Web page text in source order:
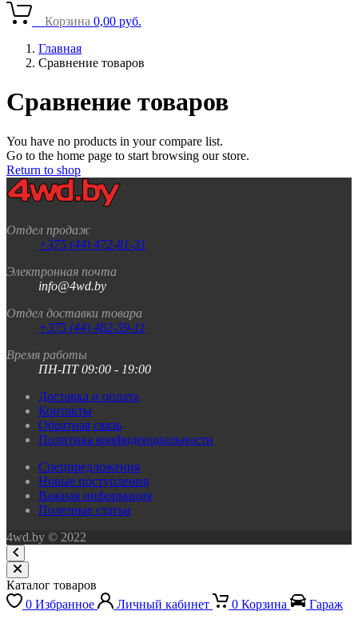
Корзина 0,00 руб.
Главная
Сравнение товаров
Сравнение товаров
You have no products in your compare list.
Go to the home page to start browsing our store.
Return to shop
Отдел продаж
+375 (44) 472-81-31
Электронная почта
info@4wd.by
Отдел доставки товара
+375 (44) 462-59-11
Время работы
ПН-ПТ 09:00 - 19:00
Доставка и оплата
Контакты
Обратная связь
Политика конфиденциальности
Спецпредложения
Новые поступления
Важная информация
Полезные статьи
4wd.by © 2022
Каталог товаров
0 Избранное Личный кабинет 0 Корзина
Гараж